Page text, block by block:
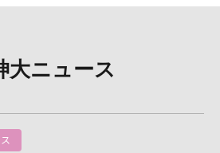
大ニュース